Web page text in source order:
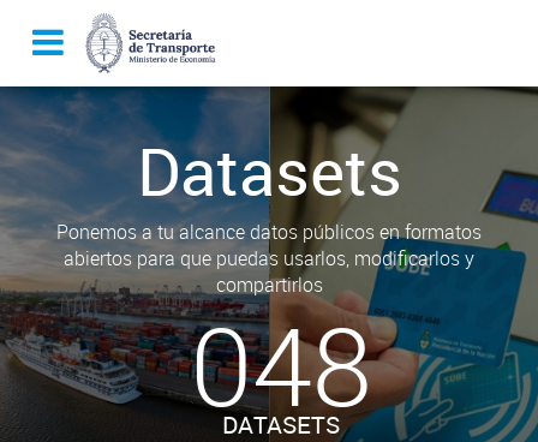
Datasets
Ponemos a tu alcance datos públicos en formatos
abiertos para que puedas usarlos, modificarlos y
compartirlos
048
DATASETS